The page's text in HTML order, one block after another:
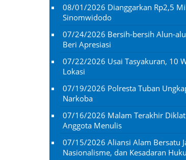
08/01/2026 Dianggarkan Rp2,5
Sinomwidodo
07/24/2026 Bersih-bersih Alun-
Beri Apresiasi
07/22/2026 Usai Tasyakuran, 10
Lokasi
07/19/2026 Polresta Tuban
Narkoba
07/16/2026 Malam Terakhir
Anggota Menulis
07/15/2026 Aliansi Alam Bersatu
Nasionalisme, dan Kesadaran